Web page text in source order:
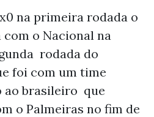
na primeira rodada o
o Nacional na
rodada do
foi com um time
ao brasileiro que
o Palmeiras no fim de